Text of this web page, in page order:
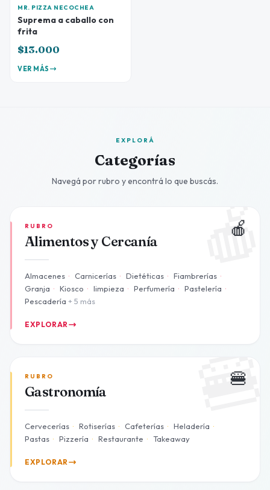
MR. PIZZA NECOCHEA
Suprema a caballo con
frita
$13.000
VER MÁS
EXPLORÁ
Categorías
Navegá por rubro y encontrá lo que buscás.
🍎
RUBRO
Alimentos y Cercanía
Almacenes · Carnicerías · Dietéticas · Fiambrerías ·
Granja · Kiosco · limpieza · Perfumería · Pastelería ·
Pescadería + 5 más
EXPLORAR
🍔
RUBRO
Gastronomía
Cervecerías · Rotiserías · Cafeterías · Heladería ·
Pastas · Pizzería · Restaurante · Takeaway
EXPLORAR